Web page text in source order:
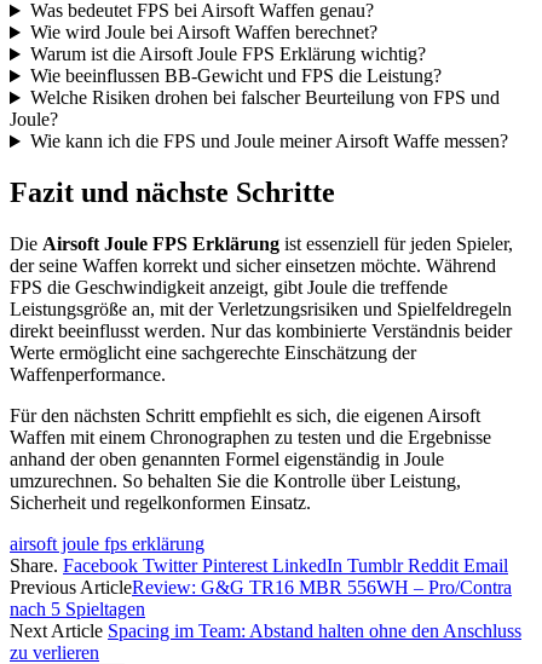
Was bedeutet FPS bei Airsoft Waffen genau?
Wie wird Joule bei Airsoft Waffen berechnet?
Warum ist die Airsoft Joule FPS Erklärung wichtig?
Wie beeinflussen BB-Gewicht und FPS die Leistung?
Welche Risiken drohen bei falscher Beurteilung von FPS und
Joule?
Wie kann ich die FPS und Joule meiner Airsoft Waffe messen?
Fazit und nächste Schritte
Die Airsoft Joule FPS Erklärung ist essenziell für jeden Spieler,
der seine Waffen korrekt und sicher einsetzen möchte. Während
FPS die Geschwindigkeit anzeigt, gibt Joule die treffende
Leistungsgröße an, mit der Verletzungsrisiken und Spielfeldregeln
direkt beeinflusst werden. Nur das kombinierte Verständnis beider
Werte ermöglicht eine sachgerechte Einschätzung der
Waffenperformance.
Für den nächsten Schritt empfiehlt es sich, die eigenen Airsoft
Waffen mit einem Chronographen zu testen und die Ergebnisse
anhand der oben genannten Formel eigenständig in Joule
umzurechnen. So behalten Sie die Kontrolle über Leistung,
Sicherheit und regelkonformen Einsatz.
airsoft joule fps erklärung
Share. Facebook Twitter Pinterest LinkedIn Tumblr Reddit Email
Previous ArticleReview: G&G TR16 MBR 556WH – Pro/Contra
nach 5 Spieltagen
Next Article Spacing im Team: Abstand halten ohne den Anschluss
zu verlieren